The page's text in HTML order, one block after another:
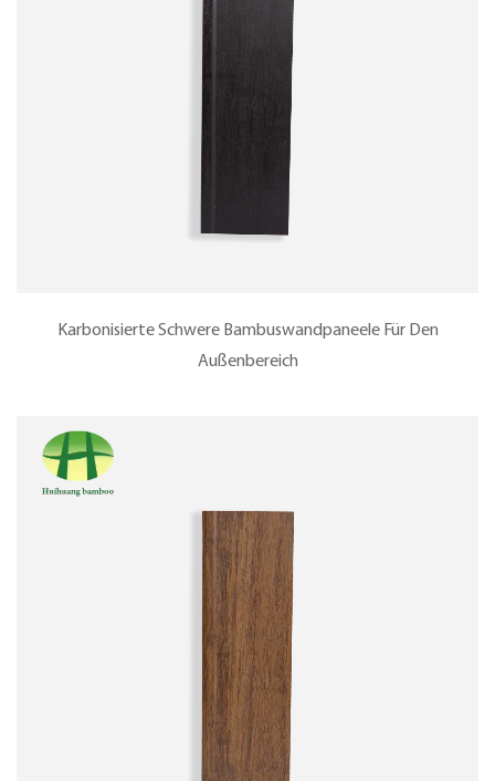
Karbonisierte Schwere Bambuswandpaneele Für Den
Außenbereich